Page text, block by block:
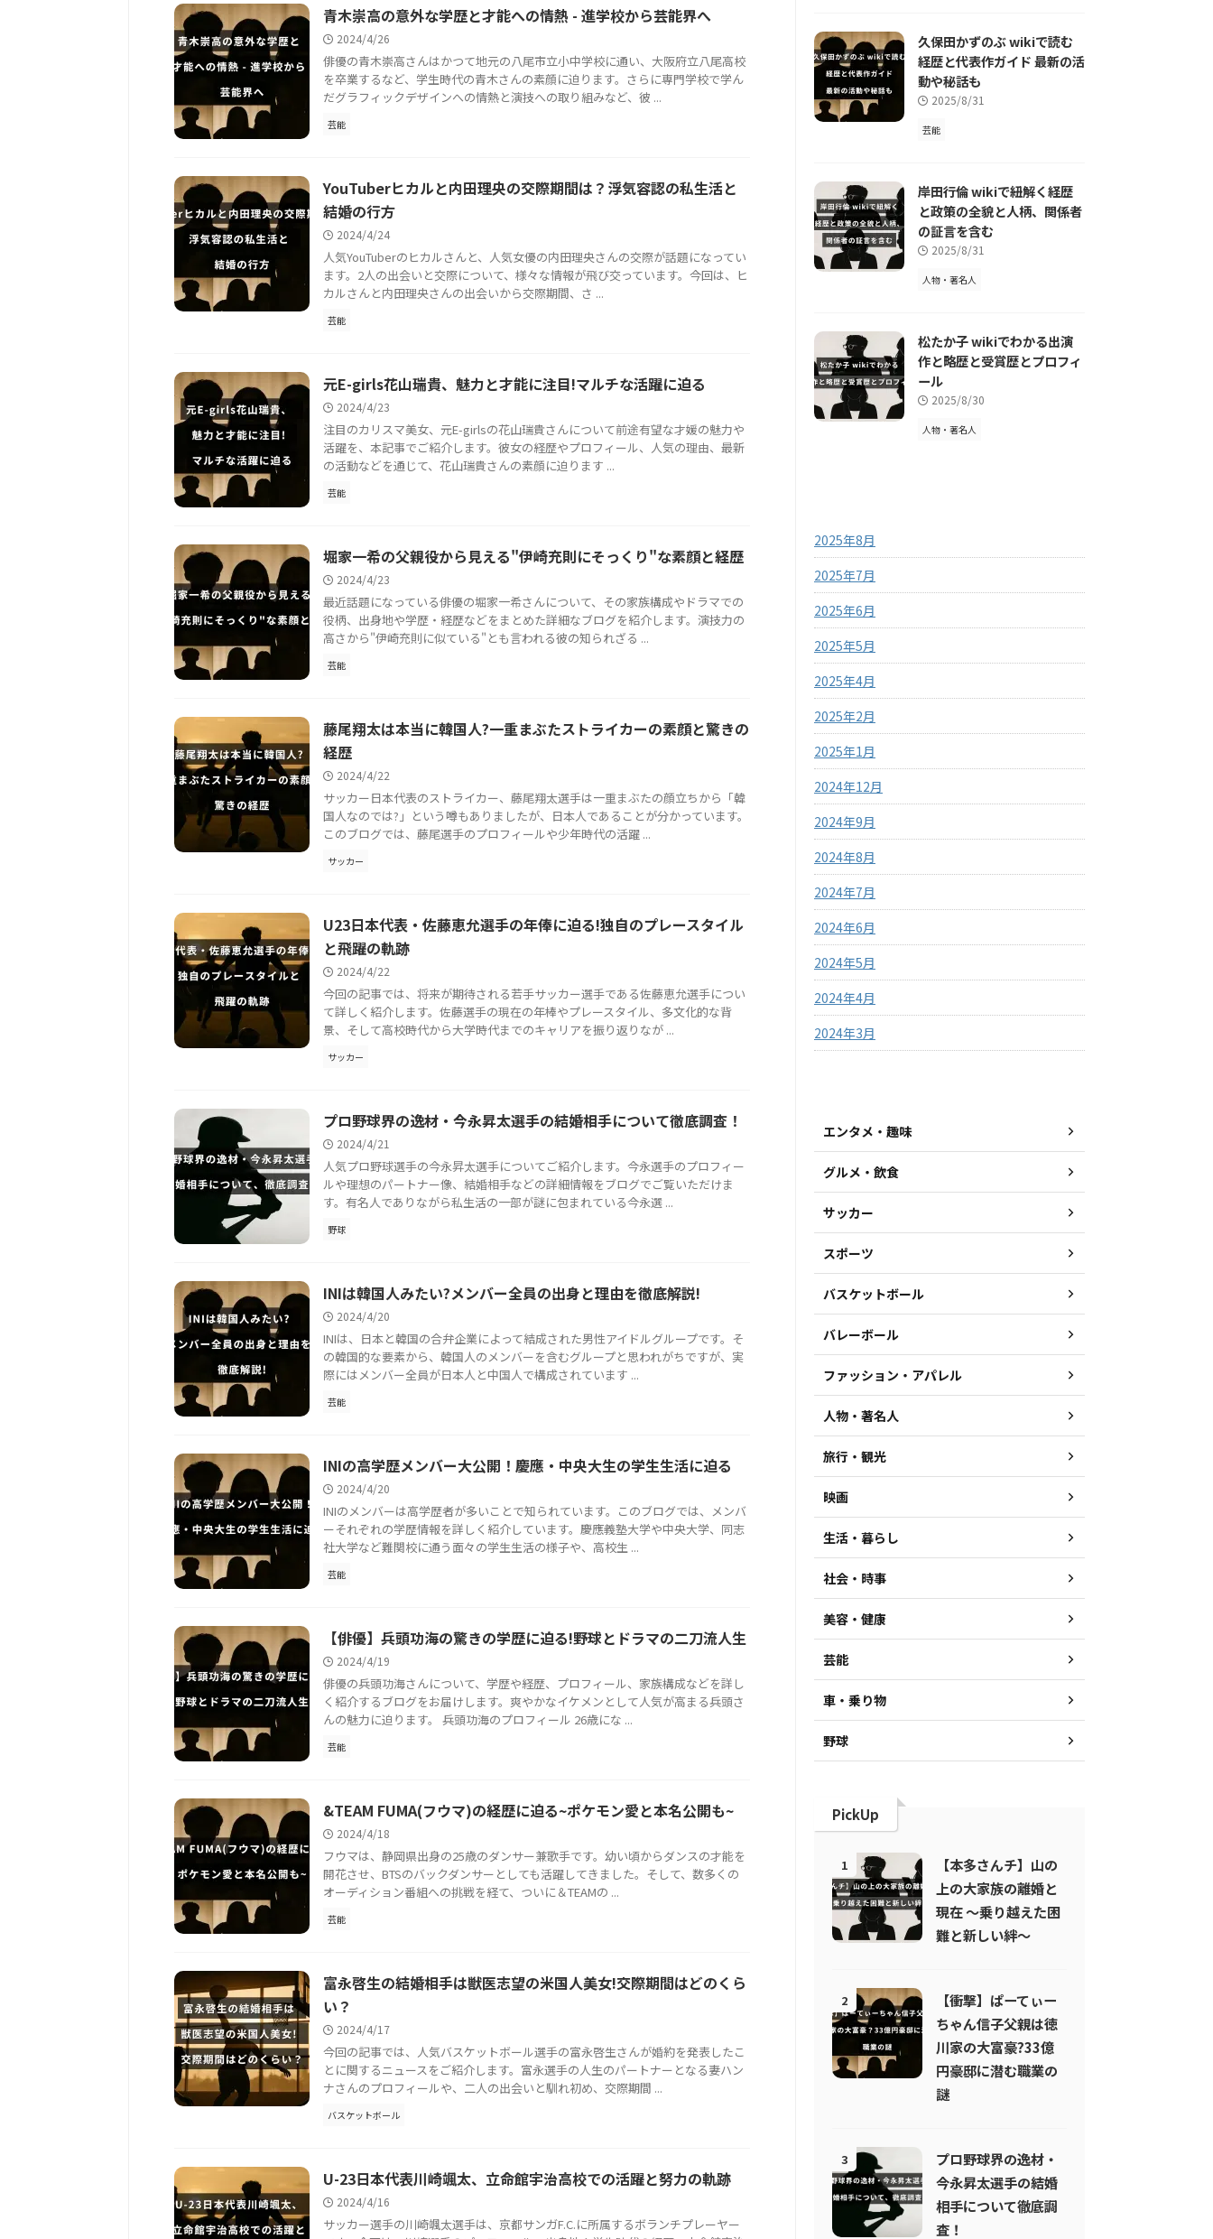
青木崇高の意外な学歴と才能への情熱 - 進学校から芸能界へ
2024/4/26
俳優の青木崇高さんはかつて地元の八尾市立小中学校に通い、大阪府立八尾高校
を卒業するなど、学生時代の青木さんの素顔に迫ります。さらに専門学校で学ん
だグラフィックデザインへの情熱と演技への取り組みなど、彼 ...
芸能
YouTuberヒカルと内田理央の交際期間は？浮気容認の私生活と
結婚の行方
2024/4/24
人気YouTuberのヒカルさんと、人気女優の内田理央さんの交際が話題になってい
ます。2人の出会いと交際について、様々な情報が飛び交っています。今回は、ヒ
カルさんと内田理央さんの出会いから交際期間、さ ...
芸能
元E-girls花山瑞貴、魅力と才能に注目!マルチな活躍に迫る
2024/4/23
注目のカリスマ美女、元E-girlsの花山瑞貴さんについて前途有望な才媛の魅力や
活躍を、本記事でご紹介します。彼女の経歴やプロフィール、人気の理由、最新
の活動などを通じて、花山瑞貴さんの素顔に迫ります ...
芸能
堀家一希の父親役から見える"伊崎充則にそっくり"な素顔と経歴
2024/4/23
最近話題になっている俳優の堀家一希さんについて、その家族構成やドラマでの
役柄、出身地や学歴・経歴などをまとめた詳細なブログを紹介します。演技力の
高さから"伊崎充則に似ている"とも言われる彼の知られざる ...
芸能
藤尾翔太は本当に韓国人?一重まぶたストライカーの素顔と驚きの
経歴
2024/4/22
サッカー日本代表のストライカー、藤尾翔太選手は一重まぶたの顔立ちから「韓
国人なのでは?」という噂もありましたが、日本人であることが分かっています。
このブログでは、藤尾選手のプロフィールや少年時代の活躍 ...
サッカー
U23日本代表・佐藤恵允選手の年俸に迫る!独自のプレースタイル
と飛躍の軌跡
2024/4/22
今回の記事では、将来が期待される若手サッカー選手である佐藤恵允選手につい
て詳しく紹介します。佐藤選手の現在の年棒やプレースタイル、多文化的な背
景、そして高校時代から大学時代までのキャリアを振り返りなが ...
サッカー
プロ野球界の逸材・今永昇太選手の結婚相手について徹底調査！
2024/4/21
人気プロ野球選手の今永昇太選手についてご紹介します。今永選手のプロフィー
ルや理想のパートナー像、結婚相手などの詳細情報をブログでご覧いただけま
す。有名人でありながら私生活の一部が謎に包まれている今永選 ...
野球
INIは韓国人みたい?メンバー全員の出身と理由を徹底解説!
2024/4/20
INIは、日本と韓国の合弁企業によって結成された男性アイドルグループです。そ
の韓国的な要素から、韓国人のメンバーを含むグループと思われがちですが、実
際にはメンバー全員が日本人と中国人で構成されています ...
芸能
INIの高学歴メンバー大公開！慶應・中央大生の学生生活に迫る
2024/4/20
INIのメンバーは高学歴者が多いことで知られています。このブログでは、メンバ
ーそれぞれの学歴情報を詳しく紹介しています。慶應義塾大学や中央大学、同志
社大学など難関校に通う面々の学生生活の様子や、高校生 ...
芸能
【俳優】兵頭功海の驚きの学歴に迫る!野球とドラマの二刀流人生
2024/4/19
俳優の兵頭功海さんについて、学歴や経歴、プロフィール、家族構成などを詳し
く紹介するブログをお届けします。爽やかなイケメンとして人気が高まる兵頭さ
んの魅力に迫ります。 兵頭功海のプロフィール 26歳にな ...
芸能
&TEAM FUMA(フウマ)の経歴に迫る~ポケモン愛と本名公開も~
2024/4/18
フウマは、静岡県出身の25歳のダンサー兼歌手です。幼い頃からダンスの才能を
開花させ、BTSのバックダンサーとしても活躍してきました。そして、数多くの
オーディション番組への挑戦を経て、ついに＆TEAMの ...
芸能
富永啓生の結婚相手は獣医志望の米国人美女!交際期間はどのくら
い？
2024/4/17
今回の記事では、人気バスケットボール選手の富永啓生さんが婚約を発表したこ
とに関するニュースをご紹介します。富永選手の人生のパートナーとなる妻ハン
ナさんのプロフィールや、二人の出会いと馴れ初め、交際期間 ...
バスケットボール
U-23日本代表川崎颯太、立命館宇治高校での活躍と努力の軌跡
2024/4/16
サッカー選手の川崎颯太選手は、京都サンガF.C.に所属するボランチプレーヤー
久保田かずのぶ wikiで読む
経歴と代表作ガイド 最新の活
動や秘話も
2025/8/31
芸能
岸田行倫 wikiで紐解く経歴
と政策の全貌と人柄、関係者
の証言を含む
2025/8/31
人物・著名人
松たか子 wikiでわかる出演
作と略歴と受賞歴とプロフィ
ール
2025/8/30
人物・著名人
2025年8月
2025年7月
2025年6月
2025年5月
2025年4月
2025年2月
2025年1月
2024年12月
2024年9月
2024年8月
2024年7月
2024年6月
2024年5月
2024年4月
2024年3月
エンタメ・趣味
グルメ・飲食
サッカー
スポーツ
バスケットボール
バレーボール
ファッション・アパレル
人物・著名人
旅行・観光
映画
生活・暮らし
社会・時事
美容・健康
芸能
車・乗り物
野球
PickUp
1
【本多さんチ】山の
上の大家族の離婚と
現在 〜乗り越えた困
難と新しい絆〜
2
【衝撃】ぱーてぃー
ちゃん信子父親は徳
川家の大富豪?33億
円豪邸に潜む職業の
謎
3
プロ野球界の逸材・
今永昇太選手の結婚
相手について徹底調
査！